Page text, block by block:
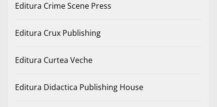
Editura Crime Scene Press
Editura Crux Publishing
Editura Curtea Veche
Editura Didactica Publishing House